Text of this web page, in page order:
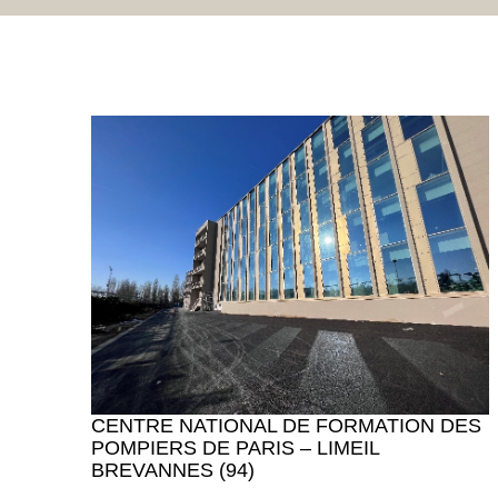
CENTRE NATIONAL DE FORMATION DES
POMPIERS DE PARIS – LIMEIL
BREVANNES (94)